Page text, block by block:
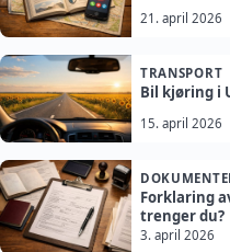
21. april 2026
TRANSPORT
Bil kjøring i
15. april 2026
Forklaring
trenger du?
3. april 2026